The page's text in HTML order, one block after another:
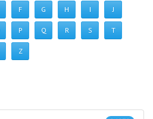
F G H I J
P Q R S T
Z